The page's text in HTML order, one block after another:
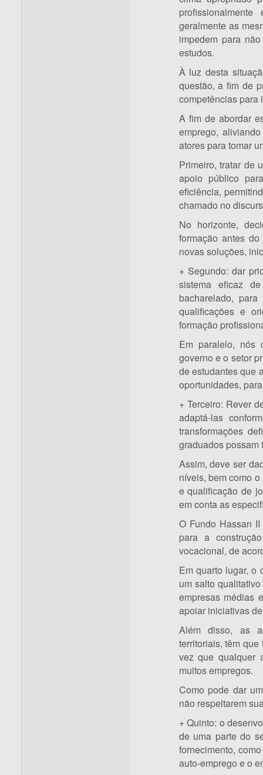
geralmente as
impedem para
estudos.
À luz desta
questão, a fim de
competências para
A fim de abordar
emprego,
atores para tomar
Primeiro, tratar de
apoio público
eficiência,
chamado no
No horizonte,
formação antes
novas soluções,
+ Segundo: dar
sistema eficaz
bacharelado,
qualificações e
formação
Em paralelo, nós
governo e o setor
de estudantes que
oportunidades,
+ Terceiro: Rever
adaptá-las
transformações
graduados possam
Assim, deve ser
níveis, bem como
e qualificação de
em conta as
O Fundo Hassan
para a
vocacional, de
Em quarto lugar, o
um salto
empresas médias
apoiar iniciativas
Além disso, as
territoriais, têm
vez que qualquer
muitos empregos.
Como pode dar
não respeitarem
+ Quinto: o
de uma parte do
fornecimento,
auto-emprego e o